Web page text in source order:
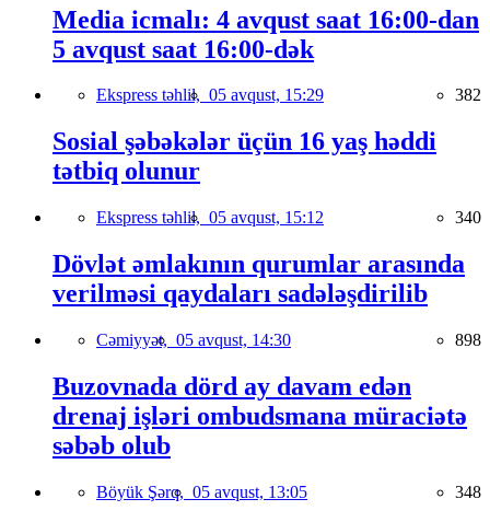
Media icmalı: 4 avqust saat 16:00-dan
5 avqust saat 16:00-dək
Ekspress təhlil, 05 avqust, 15:29 382
Sosial şəbəkələr üçün 16 yaş həddi
tətbiq olunur
Ekspress təhlil, 05 avqust, 15:12 340
Dövlət əmlakının qurumlar arasında
verilməsi qaydaları sadələşdirilib
Cəmiyyət, 05 avqust, 14:30 898
Buzovnada dörd ay davam edən
drenaj işləri ombudsmana müraciətə
səbəb olub
Böyük Şərq, 05 avqust, 13:05 348